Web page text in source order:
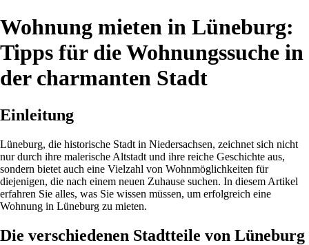
Wohnung mieten in Lüneburg:
Tipps für die Wohnungssuche in
der charmanten Stadt
Einleitung
Lüneburg, die historische Stadt in Niedersachsen, zeichnet sich nicht
nur durch ihre malerische Altstadt und ihre reiche Geschichte aus,
sondern bietet auch eine Vielzahl von Wohnmöglichkeiten für
diejenigen, die nach einem neuen Zuhause suchen. In diesem Artikel
erfahren Sie alles, was Sie wissen müssen, um erfolgreich eine
Wohnung in Lüneburg zu mieten.
Die verschiedenen Stadtteile von Lüneburg